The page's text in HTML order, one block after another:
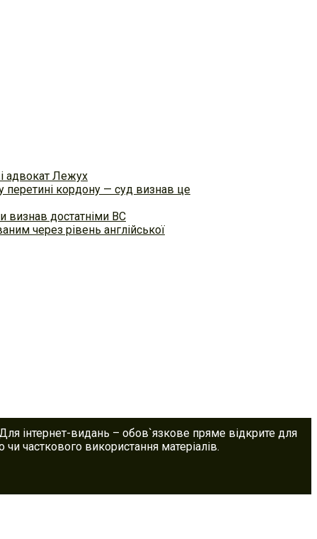
адвокат Лежух
перетині кордону — суд визнав це
визнав достатніми ВС
через рівень англійської
інтернет-видань – обов`язкове пряме відкрите для
часткового використання матеріалів.